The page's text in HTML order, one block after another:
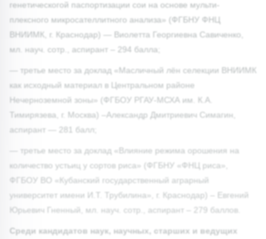
генетическогой паспортизации сои на основе мульти-
плексного микросателлитного анализа» (ФГБНУ ФНЦ
ВНИИМК, г. Краснодар) — Виолетта Георгиевна Савиченко,
мл. науч. сотр., аспирант – 294 балла;
— третье место за доклад «Масличный лён селекции ВНИИМК
как исходный материал в Центральном районе
Нечерноземной зоны» (ФГБОУ РГАУ-МСХА им. К.А.
Тимирязева, г. Москва) –Александр Дмитриевич Симагин,
аспирант — 281 балл;
— третье место за доклад «Влияние режима орошения на
количество устьиц у сортов риса» (ФГБНУ «ФНЦ риса»,
ФГБОУ ВО «Кубанский государственный аграрный
университет имени И.Т. Трубилина», г. Краснодар) – Евгений
Юрьевич Гненный, мл. науч. сотр., аспирант – 279 баллов.
Среди кандидатов наук, научных, старших и ведущих